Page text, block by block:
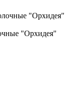
"Орхидея"